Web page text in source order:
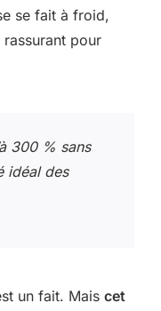
se fait à froid,
rassurant pour
300 % sans
idéal des
un fait. Mais cet